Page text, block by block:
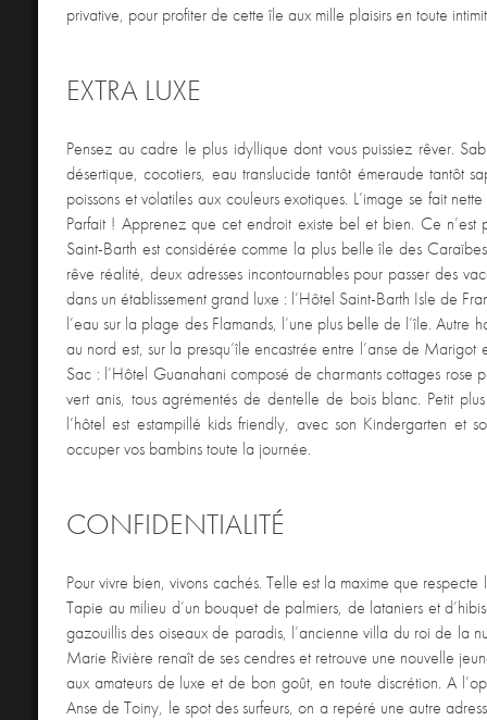
privative, pour profiter de cette île aux mille plaisirs en toute
EXTRA LUXE
Pensez au cadre le plus idyllique dont vous puissiez rêver.
désertique, cocotiers, eau translucide tantôt émeraude tantôt
poissons et volatiles aux couleurs exotiques. L’image se fait
Parfait ! Apprenez que cet endroit existe bel et bien. Ce n’est
Saint-Barth est considérée comme la plus belle île des
rêve réalité, deux adresses incontournables pour passer des
dans un établissement grand luxe : l’Hôtel Saint-Barth Isle de
l’eau sur la plage des Flamands, l’une plus belle de l’île. Autre
au nord est, sur la presqu’île encastrée entre l’anse de Marigot
Sac : l’Hôtel Guanahani composé de charmants cottages rose
vert anis, tous agrémentés de dentelle de bois blanc. Petit
l’hôtel est estampillé kids friendly, avec son Kindergarten et
occuper vos bambins toute la journée.
CONFIDENTIALITÉ
Pour vivre bien, vivons cachés. Telle est la maxime que
Tapie au milieu d’un bouquet de palmiers, de lataniers et
gazouillis des oiseaux de paradis, l’ancienne villa du roi de la
Marie Rivière renaît de ses cendres et retrouve une nouvelle
aux amateurs de luxe et de bon goût, en toute discrétion. A
Anse de Toiny, le spot des surfeurs, on a repéré une autre